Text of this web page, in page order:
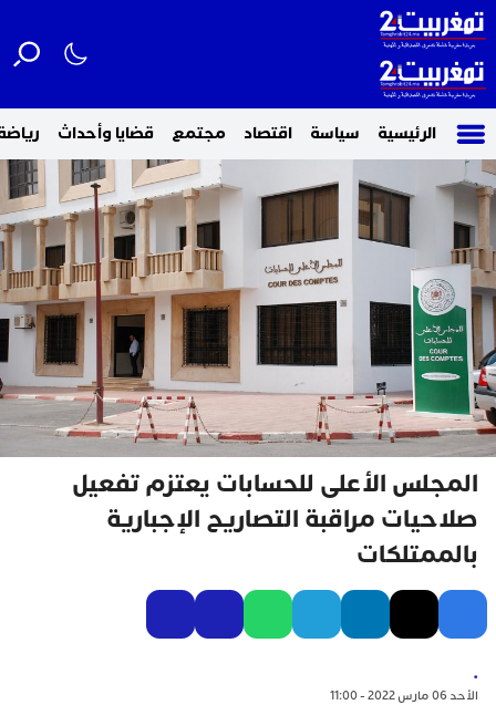
الرئيسية سياسة اقتصاد مجتمع قضايا وأحداث
المجلس الأعلى للحسابات يعتزم تفعيل
صلاحيات مراقبة التصاريح الإجبارية
بالممتلكات
.
الأحد 06 مارس 2022 - 11:00